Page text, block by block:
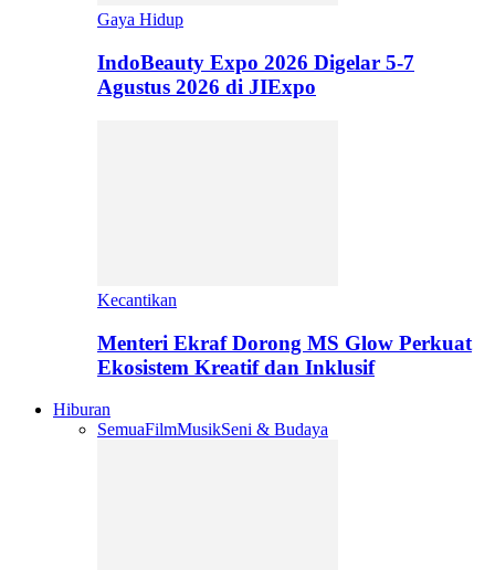
Gaya Hidup
IndoBeauty Expo 2026 Digelar 5-7
Agustus 2026 di JIExpo
Kecantikan
Menteri Ekraf Dorong MS Glow Perkuat
Ekosistem Kreatif dan Inklusif
Hiburan
SemuaFilmMusikSeni & Budaya